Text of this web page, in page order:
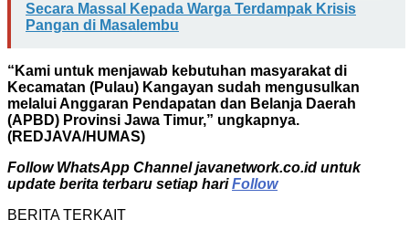
Secara Massal Kepada Warga Terdampak Krisis
Pangan di Masalembu
“Kami untuk menjawab kebutuhan masyarakat di
Kecamatan (Pulau) Kangayan sudah mengusulkan
melalui Anggaran Pendapatan dan Belanja Daerah
(APBD) Provinsi Jawa Timur,” ungkapnya.
(REDJAVA/HUMAS)
Follow WhatsApp Channel javanetwork.co.id untuk
update berita terbaru setiap hariFollow
BERITA TERKAIT